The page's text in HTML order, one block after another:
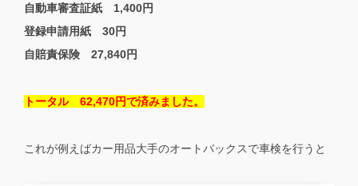
自動車審査証紙 1,400円
登録申請用紙 30円
自賠責保険 27,840円
トータル 62,470円で済みました。
これが例えばカー用品大手のオートバックスで車検を行うと